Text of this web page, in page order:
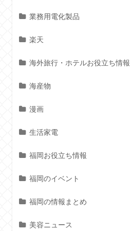
業務用電化製品
楽天
海外旅行・ホテルお役立ち情報
海産物
漫画
生活家電
福岡お役立ち情報
福岡のイベント
福岡の情報まとめ
美容ニュース